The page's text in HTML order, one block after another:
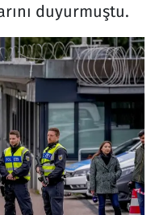
duyurmuştu.